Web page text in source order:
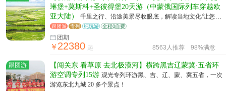
琳堡+莫斯科+圣彼得堡20天游（中蒙俄国际列车穿越欧
亚大陆）
千里之行、沿途美景尽收眼底，解读当地文化/让您更
深入了解中蒙俄之美
跟团游 专列 纯玩游 全程0自费
团期
￥22380 起 8563人推荐 98%满意
跟团游
【闯关东 看草原 去北极漠河】横跨⿊吉辽蒙冀·五省环
游空调专列15游 观光专列环游⿊、吉、辽、蒙、冀五省，⼀次
游览东北九城 20 多个景点！